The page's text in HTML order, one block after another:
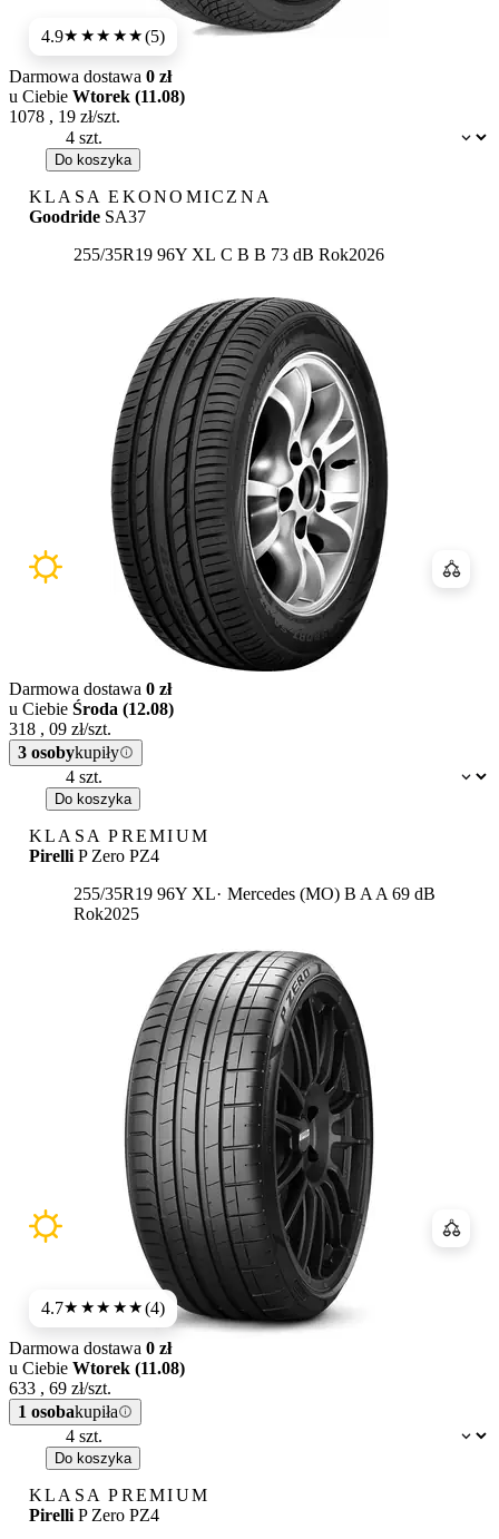
4.9★★★★★(5)
Dostępność:
Darmowa dostawa 0 zł
u Ciebie Wtorek (11.08)
1078 , 19 zł/szt.
Do koszyka
KLASA EKONOMICZNA
Goodride SA37
255/35R19 96Y XL Etykieta:
C B B 73 dB Rok2026
Dostępność:
Darmowa dostawa 0 zł
u Ciebie Środa (12.08)
318 , 09 zł/szt.
3 osobykupiły
Do koszyka
KLASA PREMIUM
Pirelli P Zero PZ4
255/35R19 96Y XL
Mercedes (MO) Etykieta:
B A A 69 dB
Rok2025
4.7★★★★★(4)
Dostępność:
Darmowa dostawa 0 zł
u Ciebie Wtorek (11.08)
633 , 69 zł/szt.
1 osobakupiła
Do koszyka
KLASA PREMIUM
Pirelli P Zero PZ4